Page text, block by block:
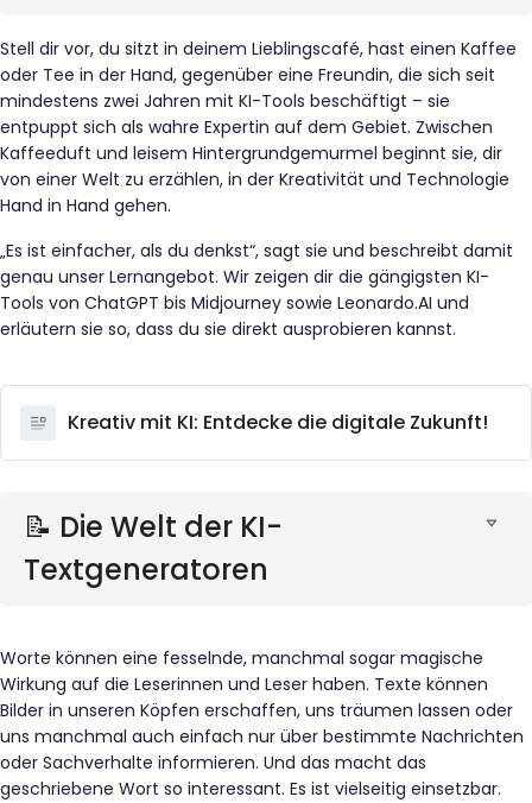
Stell dir vor, du sitzt in deinem Lieblingscafé, hast einen Kaffee
oder Tee in der Hand, gegenüber eine Freundin, die sich seit
mindestens zwei Jahren mit KI-Tools beschäftigt – sie
entpuppt sich als wahre Expertin auf dem Gebiet. Zwischen
Kaffeeduft und leisem Hintergrundgemurmel beginnt sie, dir
von einer Welt zu erzählen, in der Kreativität und Technologie
Hand in Hand gehen.
„Es ist einfacher, als du denkst“, sagt sie und beschreibt damit
genau unser Lernangebot. Wir zeigen dir die gängigsten KI-
Tools von ChatGPT bis Midjourney sowie Leonardo.AI und
erläutern sie so, dass du sie direkt ausprobieren kannst.
Kreativ mit KI: Entdecke die digitale Zukunft!
📝 Die Welt der KI-
Textgeneratoren
Worte können eine fesselnde, manchmal sogar magische
Wirkung auf die Leserinnen und Leser haben. Texte können
Bilder in unseren Köpfen erschaffen, uns träumen lassen oder
uns manchmal auch einfach nur über bestimmte Nachrichten
oder Sachverhalte informieren. Und das macht das
geschriebene Wort so interessant. Es ist vielseitig einsetzbar.